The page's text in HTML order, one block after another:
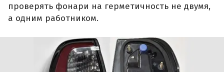
проверять фонари на герметичность не двумя,
а одним работником.